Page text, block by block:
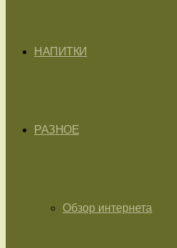
НАПИТКИ
РАЗНОЕ
Обзор интернета